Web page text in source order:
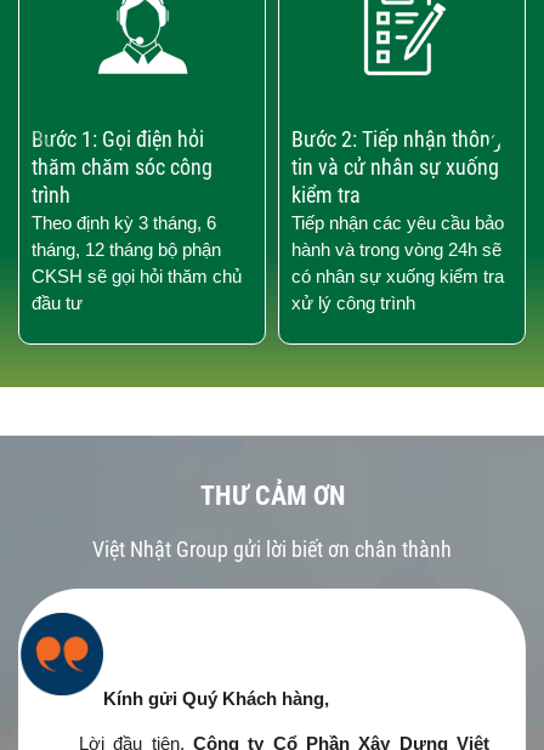
Bước 1: Gọi điện hỏi
thăm chăm sóc công
trình
Theo định kỳ 3 tháng, 6
tháng, 12 tháng bộ phận
CKSH sẽ gọi hỏi thăm chủ
đầu tư
Bước 2: Tiếp nhận thông
tin và cử nhân sự xuống
kiểm tra
Tiếp nhận các yêu cầu bảo
hành và trong vòng 24h sẽ
có nhân sự xuống kiểm tra
xử lý công trình
›
‹
THƯ CẢM ƠN
Việt Nhật Group gửi lời biết ơn chân thành
Kính gửi Quý Khách hàng,
Lời đầu tiên, Công ty Cổ Phần Xây Dựng Việt